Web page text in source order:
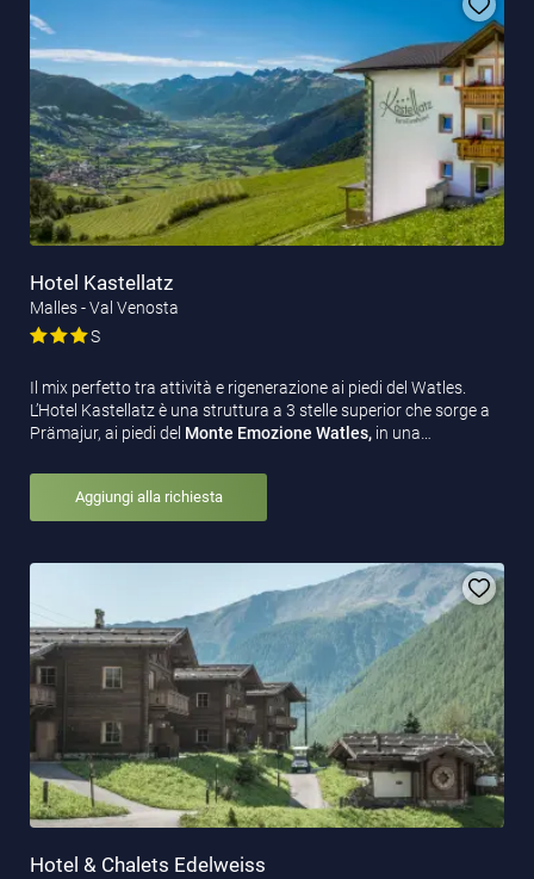
Hotel Kastellatz
Malles - Val Venosta
S
Il mix perfetto tra attività e rigenerazione ai piedi del Watles.
L’Hotel Kastellatz è una struttura a 3 stelle superior che sorge a
Prämajur, ai piedi del Monte Emozione Watles, in una…
Aggiungi alla richiesta
Hotel & Chalets Edelweiss